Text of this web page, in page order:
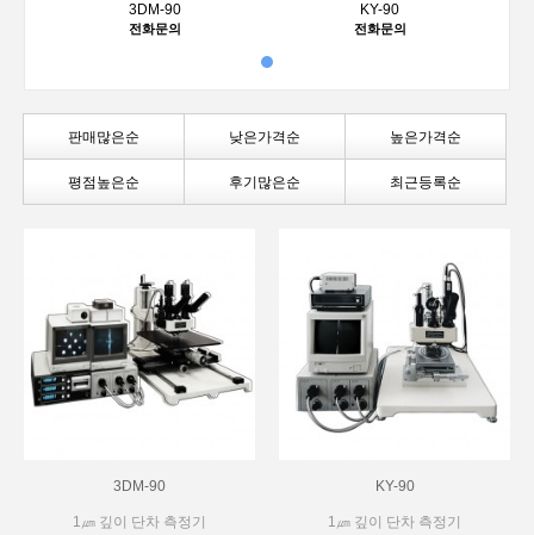
3DM-90
전화문의
KY-90
전화문의
판매많은순 낮은가격순 높은가격순
평점높은순 후기많은순 최근등록순
3DM-90
1㎛ 깊이 단차 측정기
KY-90
1㎛ 깊이 단차 측정기